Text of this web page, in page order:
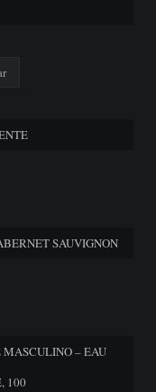
SAUVIGNON
MASCULINO – EAU
100